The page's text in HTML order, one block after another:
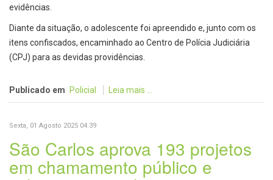
evidências.
Diante da situação, o adolescente foi apreendido e, junto com os
itens confiscados, encaminhado ao Centro de Polícia Judiciária
(CPJ) para as devidas providências.
Publicado em Policial Leia mais ...
Sexta, 01 Agosto 2025 04:39
São Carlos aprova 193 projetos
em chamamento público e